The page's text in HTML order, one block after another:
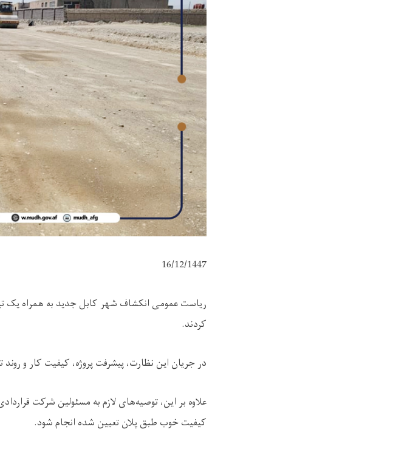
16/12/1447
ریاست عمومی انکشاف شهر کابل جدید به همراه یک
کردند.
در جریان این نظارت، پیشرفت پروژه، کیفیت کار و روند
علاوه بر این، توصیه‌های لازم به مسئولین شرکت
کیفیت خوب طبق پلان تعیین شده انجام شود.